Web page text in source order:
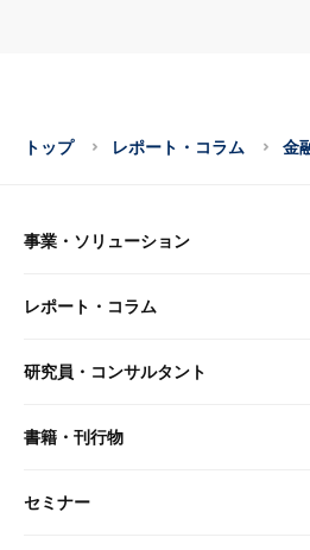
トップ レポート・コラム 金
事業・ソリューション
事業・ソリューション トップ
リサーチ
レポート・コラム
レポート・コラム トップ
最新のレポート・コラム
研究員・コンサルタント
研究員・コンサルタント トップ
研究員
書籍・刊行物
書籍・刊行物 トップ
セミナー